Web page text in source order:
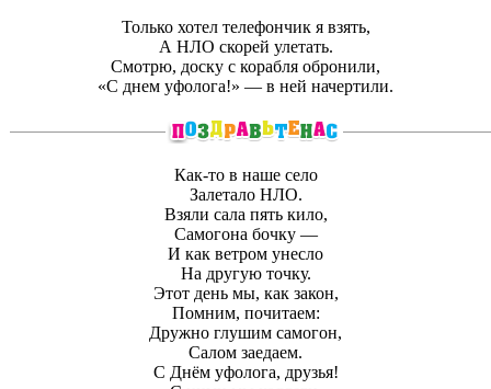
Только хотел телефончик я взять,
А НЛО скорей улетать.
Смотрю, доску с корабля обронили,
«С днем уфолога!» — в ней начертили.
Как-то в наше село
Залетало НЛО.
Взяли сала пять кило,
Самогона бочку —
И как ветром унесло
На другую точку.
Этот день мы, как закон,
Помним, почитаем:
Дружно глушим самогон,
Салом заедаем.
С Днём уфолога, друзья!